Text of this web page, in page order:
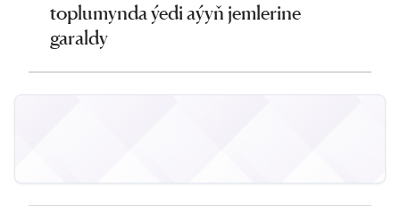
toplumynda ýedi aýyň jemlerine
garaldy